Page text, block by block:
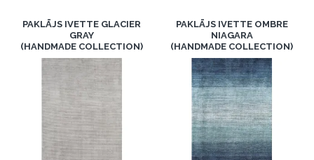
PAKLĀJS IVETTE GLACIER
GRAY
(HANDMADE COLLECTION)
PAKLĀJS IVETTE OMBRE
NIAGARA
(HANDMADE COLLECTION)